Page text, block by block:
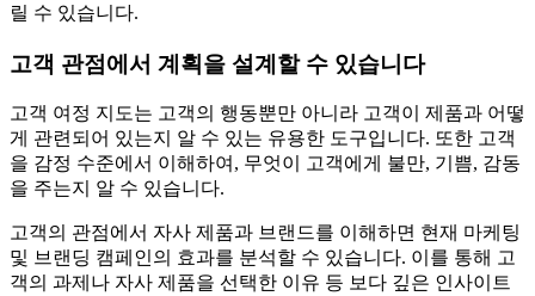
릴 수 있습니다.
고객 관점에서 계획을 설계할 수 있습니다
고객 여정 지도는 고객의 행동뿐만 아니라 고객이 제품과 어떻
게 관련되어 있는지 알 수 있는 유용한 도구입니다. 또한 고객
을 감정 수준에서 이해하여, 무엇이 고객에게 불만, 기쁨, 감동
을 주는지 알 수 있습니다.
고객의 관점에서 자사 제품과 브랜드를 이해하면 현재 마케팅
및 브랜딩 캠페인의 효과를 분석할 수 있습니다. 이를 통해 고
객의 과제나 자사 제품을 선택한 이유 등 보다 깊은 인사이트